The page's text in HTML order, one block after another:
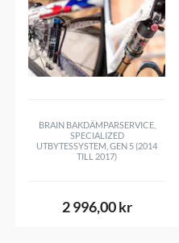
BRAIN BAKDÄMPARSERVICE,
SPECIALIZED
UTBYTESSYSTEM, GEN 5 (2014
TILL 2017)
2 996,00 kr